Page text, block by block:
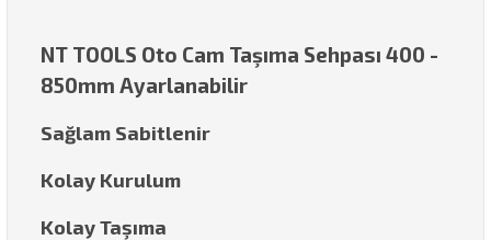
NT TOOLS Oto Cam Taşıma Sehpası 400 -
850mm Ayarlanabilir
Sağlam Sabitlenir
Kolay Kurulum
Kolay Taşıma